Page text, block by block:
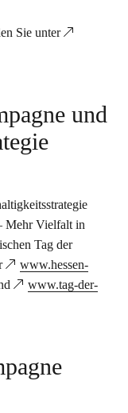
Sie unter
und
Mehr Vielfalt in
Tag der
www.hessen-
www.tag-der-